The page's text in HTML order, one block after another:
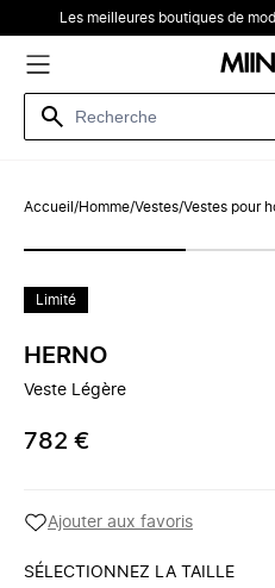
Les meilleures boutiques de
Accueil /Homme/Vestes/Vestes pour
Limité
HERNO
Veste Légère
782 €
Ajouter aux favoris
SÉLECTIONNEZ LA TAILLE